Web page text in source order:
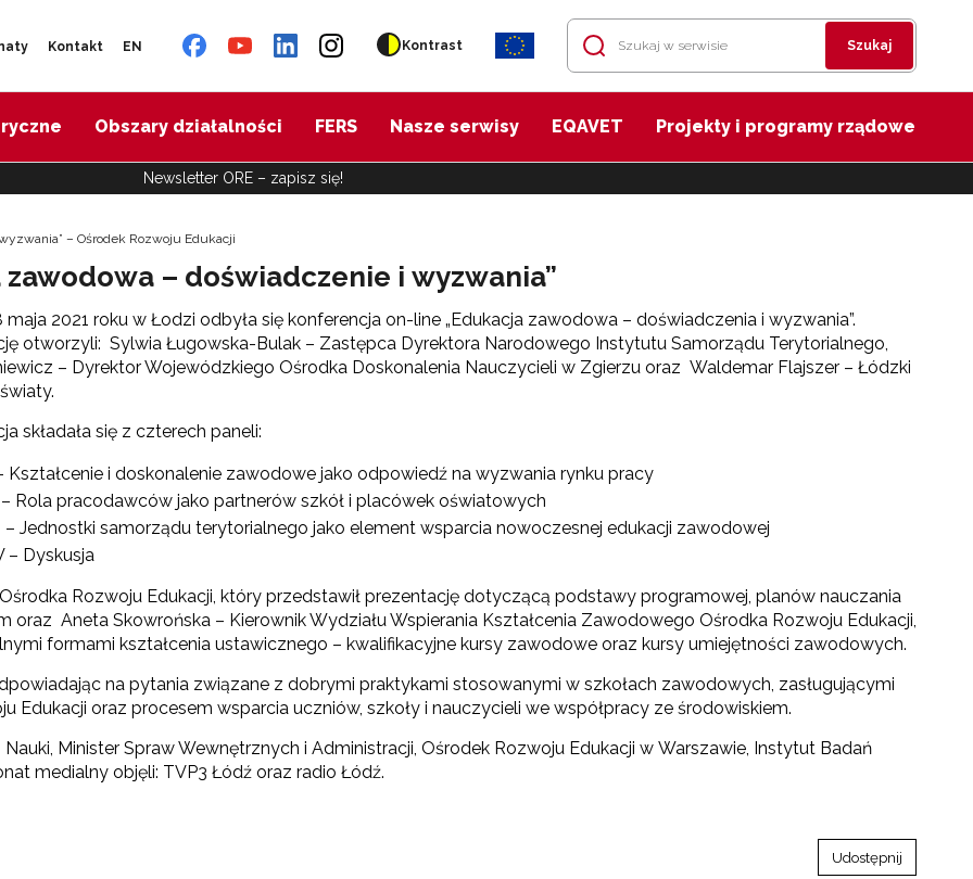
Kontakt EN Kontrast Szukaj
Obszary działalności FERS Nasze serwisy EQAVET Projekty i programy rządowe
Newsletter ORE – zapisz się!
– Ośrodek Rozwoju Edukacji
– doświadczenie i wyzwania”
maja 2021 roku w Łodzi odbyła się konferencja on-line „Edukacja zawodowa – doświadczenia i wyzwania”.
otworzyli: Sylwia Ługowska-Bulak – Zastępca Dyrektora Narodowego Instytutu Samorządu Terytorialnego,
– Dyrektor Wojewódzkiego Ośrodka Doskonalenia Nauczycieli w Zgierzu oraz Waldemar Flajszer – Łódzki
składała się z czterech paneli:
Kształcenie i doskonalenie zawodowe jako odpowiedź na wyzwania rynku pracy
– Rola pracodawców jako partnerów szkół i placówek oświatowych
– Jednostki samorządu terytorialnego jako element wsparcia nowoczesnej edukacji zawodowej
– Dyskusja
Rozwoju Edukacji, który przedstawił prezentację dotyczącą podstawy programowej, planów nauczania
Aneta Skowrońska – Kierownik Wydziału Wspierania Kształcenia Zawodowego Ośrodka Rozwoju Edukacji,
formami kształcenia ustawicznego – kwalifikacyjne kursy zawodowe oraz kursy umiejętności zawodowych.
na pytania związane z dobrymi praktykami stosowanymi w szkołach zawodowych, zasługującymi
oraz procesem wsparcia uczniów, szkoły i nauczycieli we współpracy ze środowiskiem.
Minister Spraw Wewnętrznych i Administracji, Ośrodek Rozwoju Edukacji w Warszawie, Instytut Badań
medialny objęli: TVP3 Łódź oraz radio Łódź.
Udostępnij